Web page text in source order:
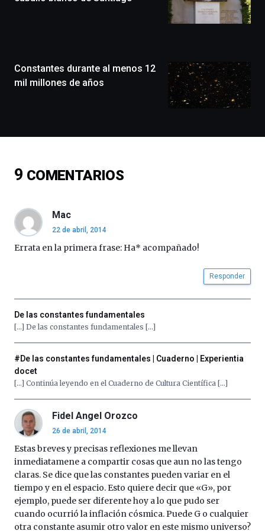
monólogos,
exposiciones,
de
16
4
de
octubre.
Cátedra…
Constantes durante al menos 12
mil millones de años
9 COMENTARIOS
Mac
22 de abril, 2014
Errata en la primera frase: Ha* acompañado!
Responder
De las constantes fundamentales
[…] De las constantes fundamentales […]
#De las constantes fundamentales | Cuaderno | Experientia
docet
[…] Continúa leyendo en el Cuaderno de Cultura Científica […]
Fidel Angel Orozco
26 de abril, 2014
Estas breves y precisas reflexiones me llevan
inmediatamene a compartir cosas que aun no las tengo
claras. Se dice que las constantes pueden variar en el
tiempo y en el espacio. Esto quiere decir que «G», por
ejemplo, puede ser diferente hoy a lo que pudo ser
cuando ocurrió la inflación cósmica. Puede G o cualquier
otra constante asumir otro valor en este mismo universo?